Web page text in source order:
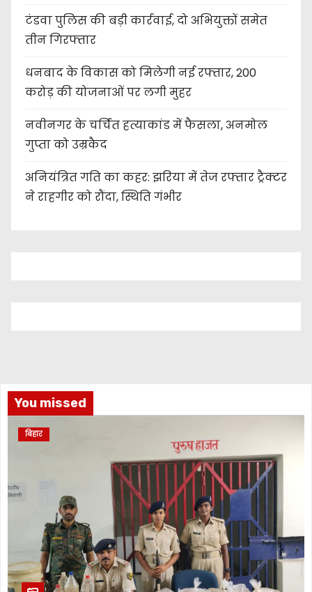
टंडवा पुलिस की बड़ी कार्रवाई, दो अभियुक्तों समेत
तीन गिरफ्तार
धनबाद के विकास को मिलेगी नई रफ्तार, 200
करोड़ की योजनाओं पर लगी मुहर
नवीनगर के चर्चित हत्याकांड में फैसला, अनमोल
गुप्ता को उम्रकैद
अनियंत्रित गति का कहर: झरिया में तेज रफ्तार ट्रैक्टर
ने राहगीर को रौंदा, स्थिति गंभीर
You missed
बिहार